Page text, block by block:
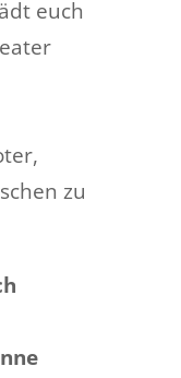
euch
zu